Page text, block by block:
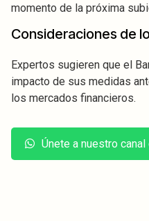
momento de la próxima
Consideraciones de
Expertos sugieren que el
impacto de sus medidas
los mercados financieros.
Únete a nuestro